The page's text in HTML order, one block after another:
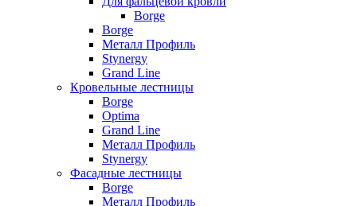
Borge
Borge
Металл Профиль
Stynergy
Grand Line
Кровельные лестницы
Borge
Optima
Grand Line
Металл Профиль
Stynergy
Фасадные лестницы
Borge
Металл Профиль